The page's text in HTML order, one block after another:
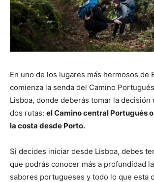
En uno de los lugares más hermosos de
comienza la senda del Camino
Lisboa, donde deberás tomar la
dos rutas: el Camino central Portugués
la costa desde Porto.
Si decides iniciar desde Lisboa, debes
que podrás conocer más a profundidad la
sabores portugueses y todo lo que esta